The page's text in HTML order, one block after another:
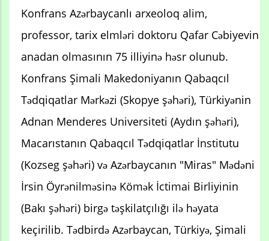
Konfrans Azərbaycanlı arxeoloq alim,
professor, tarix elmləri doktoru Qafar Cəbiyevin
anadan olmasının 75 illiyinə həsr olunub.
Konfrans Şimali Makedoniyanın Qabaqcıl
Tədqiqatlar Mərkəzi (Skopye şəhəri), Türkiyənin
Adnan Menderes Universiteti (Aydın şəhəri),
Macarıstanın Qabaqcıl Tədqiqatlar İnstitutu
(Kozseg şəhəri) və Azərbaycanın "Miras" Mədəni
İrsin Öyrənilməsinə Kömək İctimai Birliyinin
(Bakı şəhəri) birgə təşkilatçılığı ilə həyata
keçirilib. Tədbirdə Azərbaycan, Türkiyə, Şimali